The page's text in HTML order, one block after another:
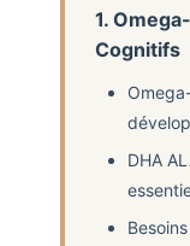
1.
Cognitifs
DHA